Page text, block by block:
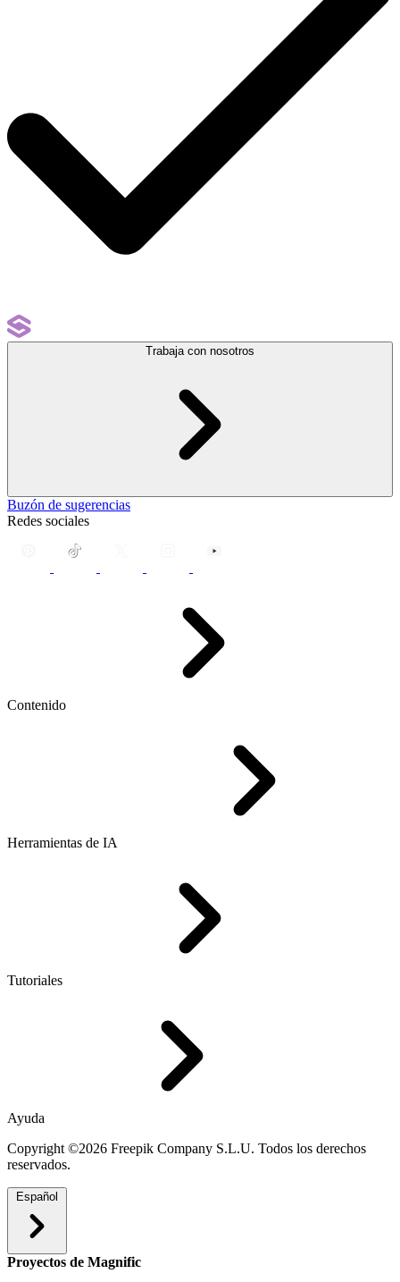
Trabaja con nosotros
Buzón de sugerencias
Redes sociales
Contenido
Herramientas de IA
Tutoriales
Ayuda
Copyright ©2026 Freepik Company S.L.U. Todos los derechos
reservados.
Español
Proyectos de Magnific